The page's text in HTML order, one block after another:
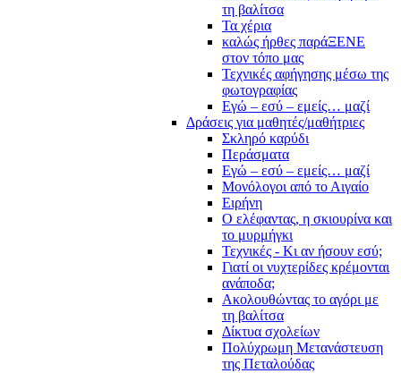
τη βαλίτσα
Τα χέρια
καλώς ήρθες παράΞΕΝΕ
στον τόπο μας
Τεχνικές αφήγησης μέσω της
φωτογραφίας
Εγώ – εσύ – εμείς… μαζί
Δράσεις για μαθητές/μαθήτριες
Σκληρό καρύδι
Περάσματα
Εγώ – εσύ – εμείς… μαζί
Μονόλογοι από το Αιγαίο
Ειρήνη
Ο ελέφαντας, η σκιουρίνα και
το μυρμήγκι
Τεχνικές - Κι αν ήσουν εσύ;
Γιατί οι νυχτερίδες κρέμονται
ανάποδα;
Ακολουθώντας το αγόρι με
τη βαλίτσα
Δίκτυα σχολείων
Πολύχρωμη Μετανάστευση
της Πεταλούδας